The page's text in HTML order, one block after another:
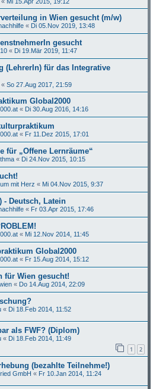
in Wien gesucht (m/w)
« Di 05.Nov 2019, 13:48
gesucht
« Di 19.Mär 2019, 11:47
(LehrerIn) für das Integrative
«So 27.Aug 2017, 21:59
Global2000
« Di 30.Aug 2016, 14:16
« Fr 11.Dez 2015, 17:01
für „Offene Lernräume“
« Di 24.Nov 2015, 10:15
mit Herz « Mi 04.Nov 2015, 9:37
- Deutsch, Latein
« Fr 03.Apr 2015, 17:46
« Mi 12.Nov 2014, 11:45
Global2000
« Fr 15.Aug 2014, 15:12
für Wien gesucht!
« Do 14.Aug 2014, 22:09
« Di 18.Feb 2014, 11:52
als FWF? (Diplom)
« Di 18.Feb 2014, 11:49
1 2
(bezahlte Teilnehme!)
GmbH « Fr 10.Jan 2014, 11:24